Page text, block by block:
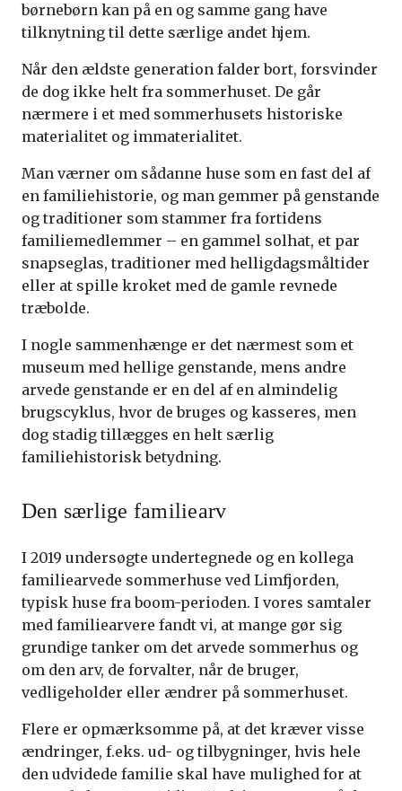
børnebørn kan på en og samme gang have
tilknytning til dette særlige andet hjem.
Når den ældste generation falder bort, forsvinder
de dog ikke helt fra sommerhuset. De går
nærmere i et med sommerhusets historiske
materialitet og immaterialitet.
Man værner om sådanne huse som en fast del af
en familiehistorie, og man gemmer på genstande
og traditioner som stammer fra fortidens
familiemedlemmer – en gammel solhat, et par
snapseglas, traditioner med helligdagsmåltider
eller at spille kroket med de gamle revnede
træbolde.
I nogle sammenhænge er det nærmest som et
museum med hellige genstande, mens andre
arvede genstande er en del af en almindelig
brugscyklus, hvor de bruges og kasseres, men
dog stadig tillægges en helt særlig
familiehistorisk betydning.
Den særlige familiearv
I 2019 undersøgte undertegnede og en kollega
familiearvede sommerhuse ved Limfjorden,
typisk huse fra boom-perioden. I vores samtaler
med familiearvere fandt vi, at mange gør sig
grundige tanker om det arvede sommerhus og
om den arv, de forvalter, når de bruger,
vedligeholder eller ændrer på sommerhuset.
Flere er opmærksomme på, at det kræver visse
ændringer, f.eks. ud- og tilbygninger, hvis hele
den udvidede familie skal have mulighed for at